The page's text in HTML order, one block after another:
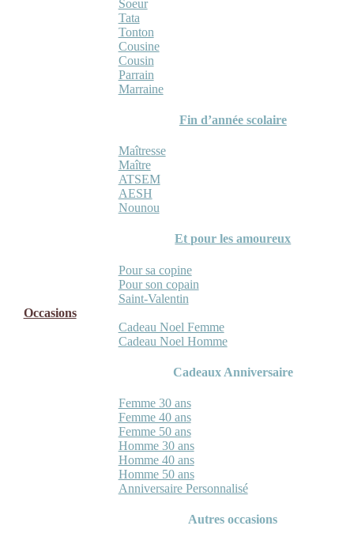
Soeur
Tata
Tonton
Cousine
Cousin
Parrain
Marraine
Fin d’année scolaire
Maîtresse
Maître
ATSEM
AESH
Nounou
Et pour les amoureux
Pour sa copine
Pour son copain
Saint-Valentin
Occasions
Cadeau Noel Femme
Cadeau Noel Homme
Cadeaux Anniversaire
Femme 30 ans
Femme 40 ans
Femme 50 ans
Homme 30 ans
Homme 40 ans
Homme 50 ans
Anniversaire Personnalisé
Autres occasions